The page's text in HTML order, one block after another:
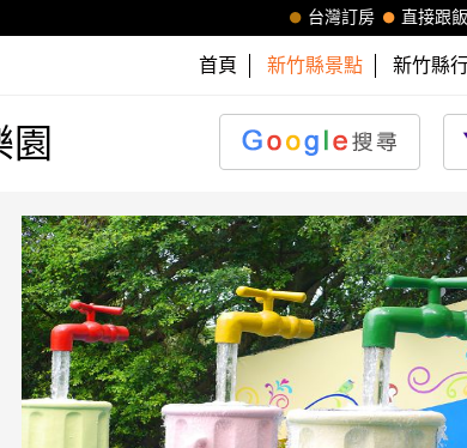
直接跟
台灣訂房
首頁 新竹縣景點 新竹縣
園